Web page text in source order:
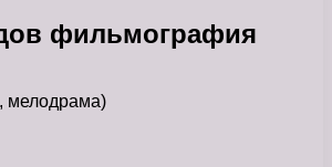
фильмография
мелодрама)